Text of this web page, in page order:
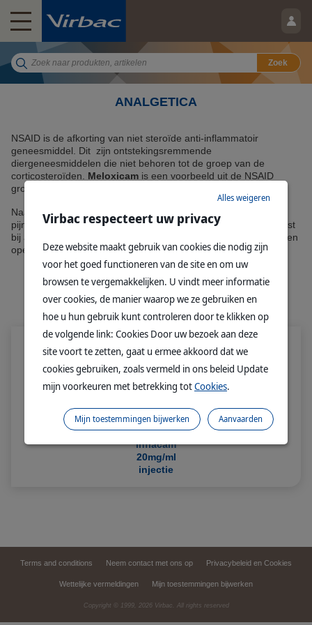
Zoek
ANALGETICA
NSAID is de afkorting van niet steroïde anti-inflammatoir
geneesmiddel. Dit zijn ontstekingsremmende
diergeneesmiddelen die niet behoren tot de groep van de
corticosteroïden. Meloxicam is een voorbeeld uit de NSAID
groep.
Naast ontstekingsremming hebben veel NSAID's ook een
pijnstillend en koortsverlagend effect. Ze worden vaak toegepast
bij acute of chronische pijn van het bewegingsapparaat of na een
operatie.
ALLE PRODUCTEN
Inflacam
20mg/ml
injectie
Terms and conditions Neem contact met ons op Privacybeleid en Cookies
Wettelijke vermeldingen Mijn toestemmingen bijwerken
Copyright © 1999, 2026 Virbac. All rights reserved
Virbac respecteert uw privacy
Deze website maakt gebruik van cookies die nodig zijn
voor het goed functioneren van de site en om uw
browsen te vergemakkelijken. U vindt meer informatie
over cookies, de manier waarop we ze gebruiken en
hoe u hun gebruik kunt controleren door te klikken op
de volgende link: Cookies Door uw bezoek aan deze
site voort te zetten, gaat u ermee akkoord dat we
cookies gebruiken, zoals vermeld in ons beleid Update
mijn voorkeuren met betrekking totCookies.
Alles weigeren
Aanvaarden
Mijn toestemmingen bijwerken